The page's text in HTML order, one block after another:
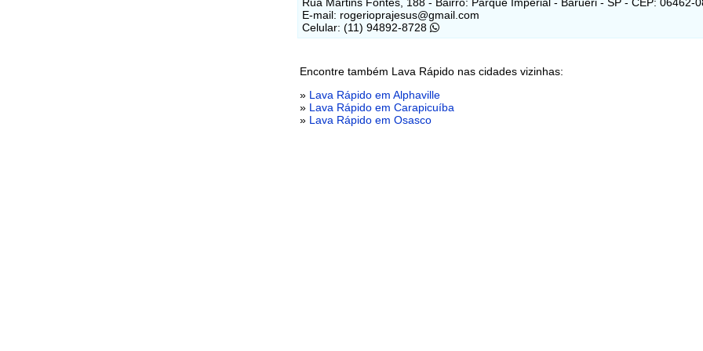
E-mail: rogerioprajesus@gmail.com
Celular: (11) 94892-8728
Encontre também Lava Rápido nas cidades vizinhas:
» Lava Rápido em Alphaville
» Lava Rápido em Carapicuíba
» Lava Rápido em Osasco